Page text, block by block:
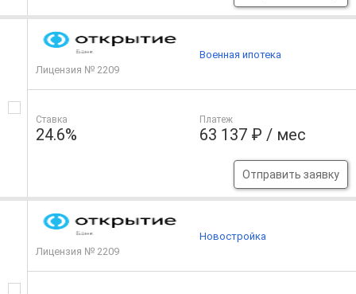
Лицензия № 2209
Ставка
24.6%
Платеж
63 137 ₽ / мес
Отправить заявку
Военная ипотека
Лицензия № 2209
Новостройка